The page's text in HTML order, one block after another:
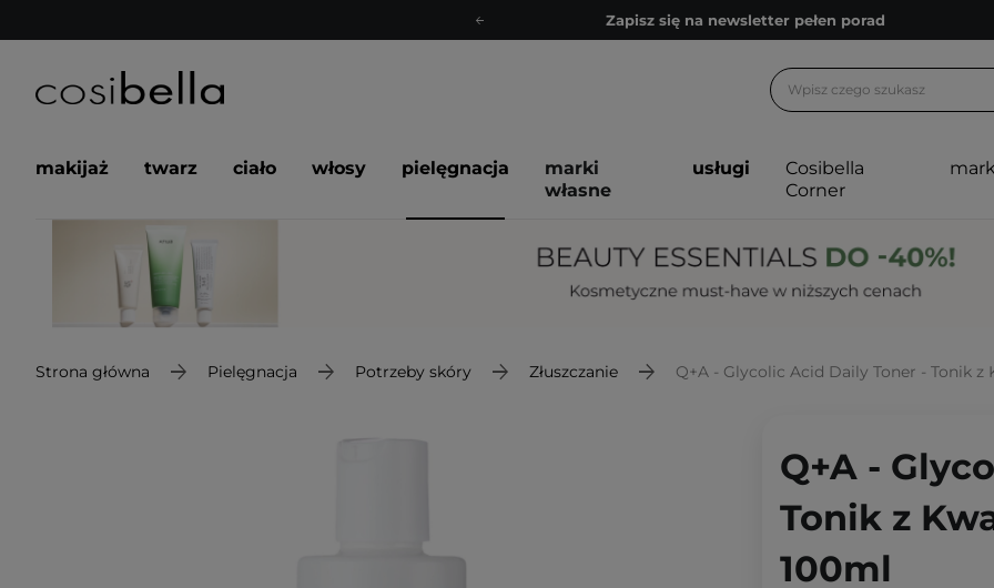
Zapisz się na newsletter pełen porad
Z nami to możliwe! Realizacja zamówienia do 24h.
Zapisz się na newsletter pełen porad
makijaż twarz ciało włosy pielęgnacja
marki
własne
usługi
Cosibella
Corner
Strona główna Pielęgnacja Potrzeby skóry Złuszczanie Q+A - Glycolic Acid Daily Toner - Tonik
Q+A -
Tonik z
100ml